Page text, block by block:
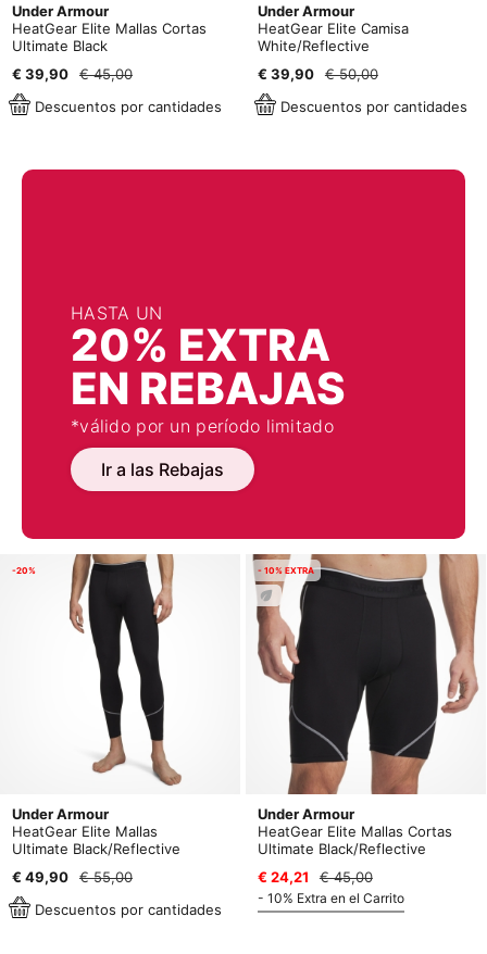
Under Armour
HeatGear Elite Mallas Cortas
Ultimate Black
€ 39,90
€ 45,00
Descuentos por cantidades
Under Armour
HeatGear Elite Camisa
White/Reflective
€ 39,90
€ 50,00
Descuentos por cantidades
HASTA UN
20% EXTRA
EN REBAJAS
*válido por un período limitado
Ir a las Rebajas
-20%
Under Armour
HeatGear Elite Mallas
Ultimate Black/Reflective
€ 49,90
€ 55,00
Descuentos por cantidades
- 10% EXTRA
Under Armour
HeatGear Elite Mallas Cortas
Ultimate Black/Reflective
€ 24,21
€ 45,00
- 10% Extra en el Carrito